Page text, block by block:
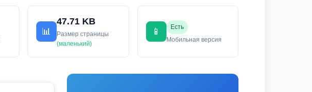
📊
47.71 KB
Размер страницы
(маленький)
📱
Есть
Мобильная версия